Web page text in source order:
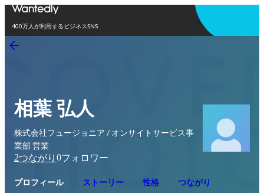
400万人が利用するビジネスSNS
アプリを使う
相葉 弘人
株式会社フュージョニア / オンサイトサービス事
業部 営業
2つながり 0フォロワー
プロフィール ストーリー 性格 つながり